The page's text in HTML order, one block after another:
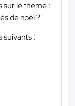
sur le theme :
de noël ?"
suivants :